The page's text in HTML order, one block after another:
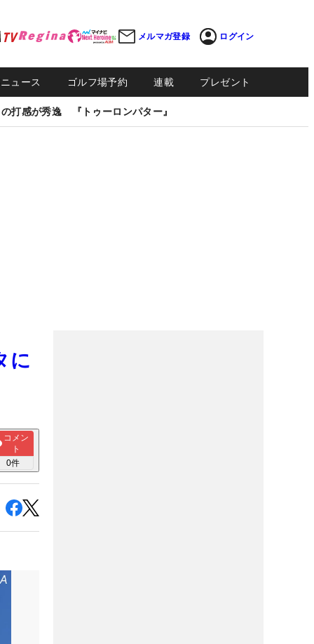
メルマガ登録 ログイン
ュース ゴルフ場予約 連載 プレゼント
打感が秀逸 『トゥーロンパター』
に
コメン
ト
0件